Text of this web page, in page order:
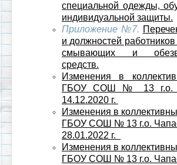
специальной одежды,
индивидуальной защиты.
Приложение №7.
и должностей
смывающих и
средств.
Изменения в
ГБОУ СОШ № 13 г.о.
14.12.2020 г.
Изменения в
ГБОУ СОШ № 13 г.о.
28.01.2022 г.
Изменения в
ГБОУ СОШ № 13 г.о.